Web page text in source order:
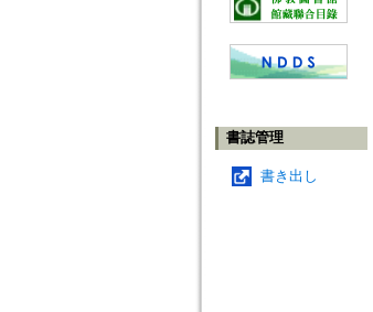
書誌管理
書き出し